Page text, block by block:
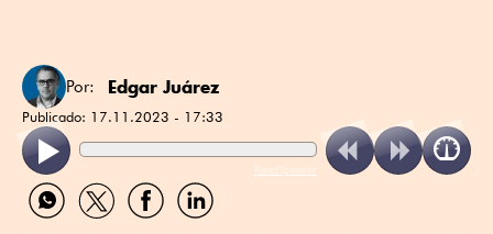
Por: Edgar Juárez
Publicado: 17.11.2023 - 17:33
ReadSpeaker
Compartir
por
Compartir
por
Compartir
por
Compartir
por